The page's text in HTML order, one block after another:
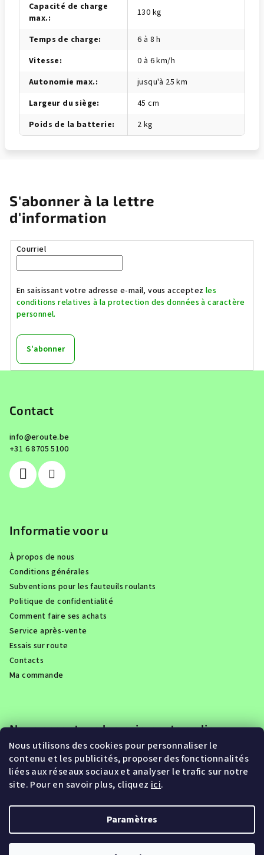
Nous utilisons des cookies pour personnaliser le
contenu et les publicités, proposer des fonctionnalités
liées aux réseaux sociaux et analyser le trafic sur notre
site. Pour en savoir plus, cliquez ici.
Paramètres
Capacité de charge
max.: 130 kg
Temps de charge:
6 à 8 h
Vitesse:
0 à 6 km/h
Autonomie max.:
jusqu'à 25 km
Largeur du siège:
45 cm
Poids de la batterie: 2 kg
S'abonner à la lettre
d'information
Courriel
En saisissant votre adresse e-mail, vous acceptez les
conditions relatives à la protection des données à caractère
personnel.
S'abonner
Contact
info@eroute.be
+31 6 8705 5100
Informatie voor u
À propos de nous
Conditions générales
Subventions pour les fauteuils roulants
Politique de confidentialité
Comment faire ses achats
Service après-vente
Essais sur route
Contacts
Ma commande
Nous acceptons les paiements en ligne